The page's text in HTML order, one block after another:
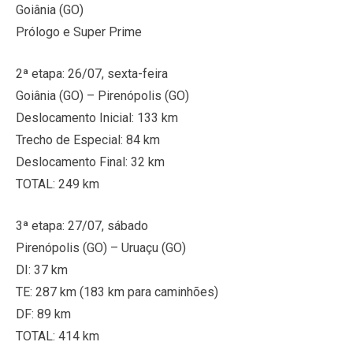
Goiânia (GO)
Prólogo e Super Prime
2ª etapa: 26/07, sexta-feira
Goiânia (GO) – Pirenópolis (GO)
Deslocamento Inicial: 133 km
Trecho de Especial: 84 km
Deslocamento Final: 32 km
TOTAL: 249 km
3ª etapa: 27/07, sábado
Pirenópolis (GO) – Uruaçu (GO)
DI: 37 km
TE: 287 km (183 km para caminhões)
DF: 89 km
TOTAL: 414 km